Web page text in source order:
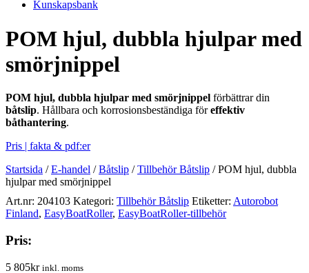
Kunskapsbank
POM hjul, dubbla hjulpar med
smörjnippel
POM hjul, dubbla hjulpar med smörjnippel förbättrar din
båtslip. Hållbara och korrosionsbeständiga föreffektiv
båthantering.
Pris | fakta & pdf:er
Startsida /E-handel /Båtslip /Tillbehör Båtslip /POM hjul, dubbla
hjulpar med smörjnippel
Art.nr: 204103 Kategori: Tillbehör Båtslip Etiketter: Autorobot
Finland, EasyBoatRoller, EasyBoatRoller-tillbehör
Pris:
5 805kr inkl. moms